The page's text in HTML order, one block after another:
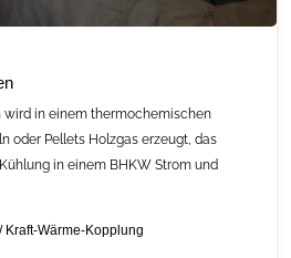
wird in einem thermochemischen
oder Pellets Holzgas erzeugt, das
in einem BHKW Strom und
/ Kraft-Wärme-Kopplung